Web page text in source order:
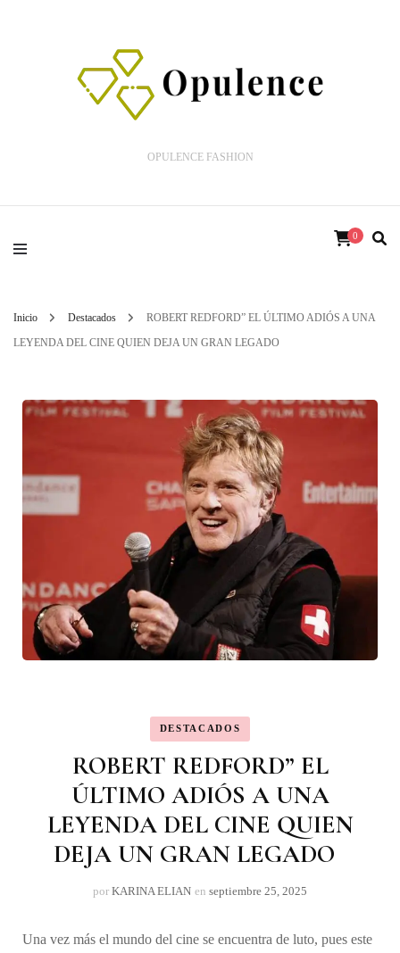
OPULENCE FASHION
0
Inicio Destacados
ROBERT REDFORD” EL ÚLTIMO ADIÓS A UNA
LEYENDA DEL CINE QUIEN DEJA UN GRAN LEGADO
DESTACADOS
ROBERT REDFORD” EL
ÚLTIMO ADIÓS A UNA
LEYENDA DEL CINE QUIEN
DEJA UN GRAN LEGADO
por KARINA ELIAN en septiembre 25, 2025
Una vez más el mundo del cine se encuentra de luto, pues este